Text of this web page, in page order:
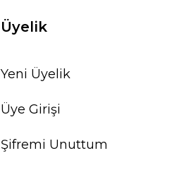
Üyelik
Yeni Üyelik
Üye Girişi
Şifremi Unuttum